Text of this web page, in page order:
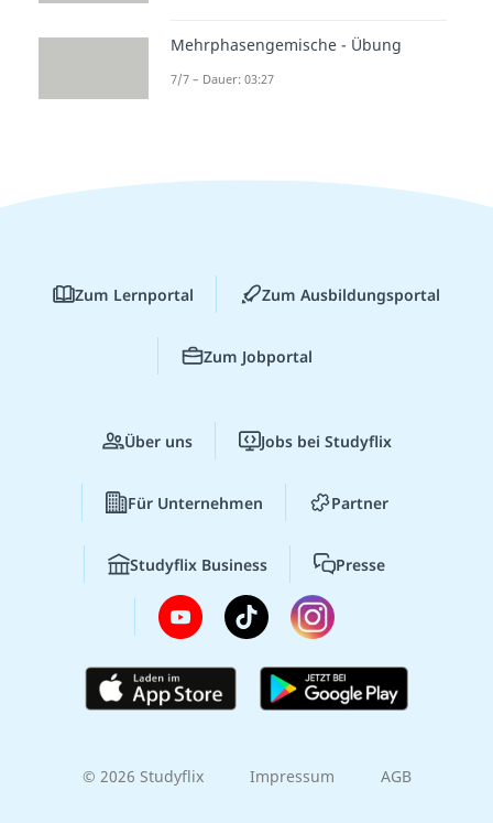
Mehrphasengemische - Übung
7/7 – Dauer: 03:27
Zum Lernportal Zum Ausbildungsportal
Zum Jobportal
Über uns Jobs bei Studyflix
Für Unternehmen Partner
Studyflix Business Presse
© 2026 Studyflix Impressum AGB